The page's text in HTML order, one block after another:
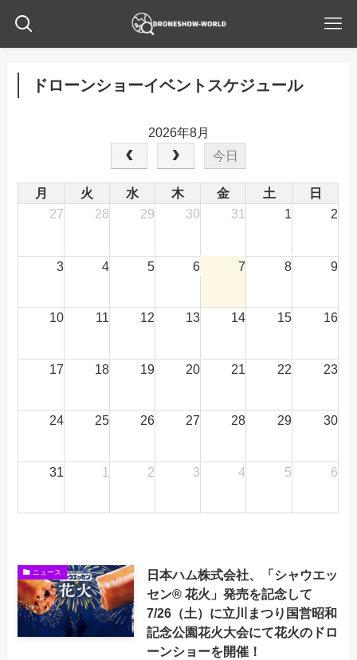
ドローンショーイベントスケジュール
2026年8月
今日
月 火 水 木 金 土
日
27
28 29 30 31 1 2
3 4 5 6 7 8 9
10 11 12 13 14 15 16
17 18 19 20 21 22 23
24 25 26 27 28 29 30
31 1 2 3 4 5 6
ニュース
日本ハム株式会社、「シャウエッ
セン® 花火」発売を記念して
7/26（土）に立川まつり国営昭和
記念公園花火大会にて花火のドロ
ーンショーを開催！